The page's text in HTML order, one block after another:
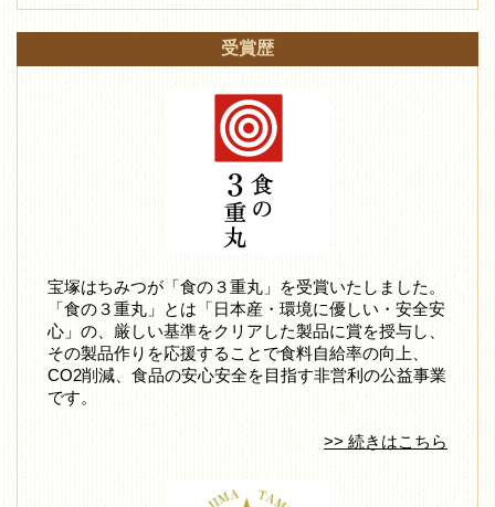
受賞歴
宝塚はちみつが「食の３重丸」を受賞いたしました。
「食の３重丸」とは「日本産・環境に優しい・安全安
心」の、厳しい基準をクリアした製品に賞を授与し、
その製品作りを応援することで食料自給率の向上、
CO2削減、食品の安心安全を目指す非営利の公益事業
です。
>> 続きはこちら